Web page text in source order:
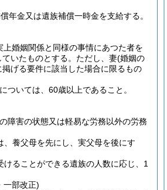
年金又は遺族補償一時金を支給する。
婚姻関係と同様の事情にあつた者を
いたものとする。 ただし、妻(婚姻の
げる要件に該当した場合に限るもの
ついては、60歳以上であること。
障害の状態又は軽易な労務以外の労務
養父母を先にし、実父母を後にす
ることができる遺族の人数に応じ、1
一部改正)